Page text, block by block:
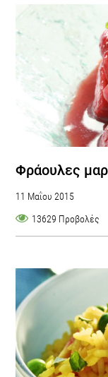
Φράουλες
11 Μαΐου 2015
13629 Προβολές